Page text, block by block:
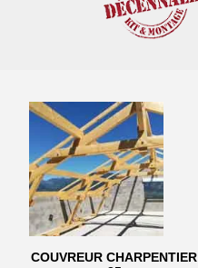
COUVREUR CHARPENTIER